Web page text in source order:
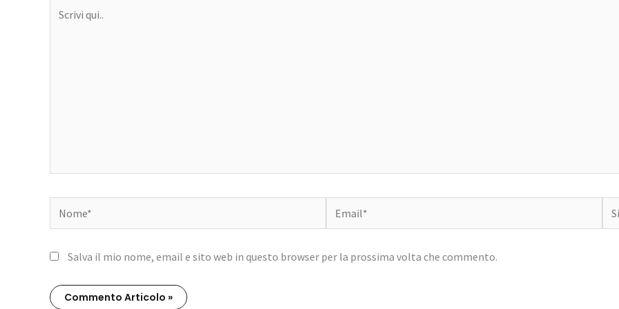
Nome* Email*
Salva il mio nome, email e sito web in questo browser per la prossima volta che commento.